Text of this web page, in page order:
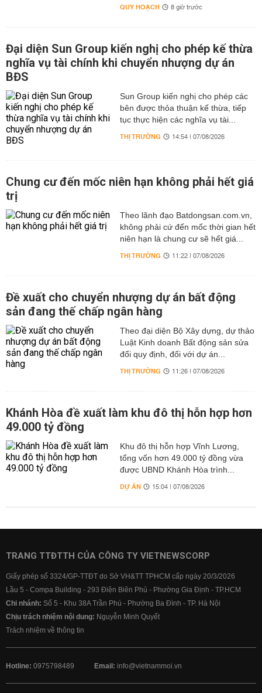
QUY HOẠCH 8 giờ trước
Đại diện Sun Group kiến nghị cho phép kế thừa
nghĩa vụ tài chính khi chuyển nhượng dự án
BĐS
Sun Group kiến nghị cho phép các
bên được thỏa thuận kế thừa, tiếp
tục thực hiện các nghĩa vụ tài...
THỊ TRƯỜNG 14:54 | 07/08/2026
Chung cư đến mốc niên hạn không phải hết giá
trị
Theo lãnh đạo Batdongsan.com.vn,
không phải cứ đến mốc thời gian hết
niên hạn là chung cư sẽ hết giá...
THỊ TRƯỜNG 11:22 | 07/08/2026
Đề xuất cho chuyển nhượng dự án bất động
sản đang thế chấp ngân hàng
Theo đại diện Bộ Xây dựng, dự thảo
Luật Kinh doanh Bất động sản sửa
đổi quy định, đối với dự án...
THỊ TRƯỜNG 11:26 | 07/08/2026
Khánh Hòa đề xuất làm khu đô thị hỗn hợp hơn
49.000 tỷ đồng
Khu đô thị hỗn hợp Vĩnh Lương,
tổng vốn hơn 49.000 tỷ đồng vừa
được UBND Khánh Hòa trình...
DỰ ÁN 15:04 | 07/08/2026
TRANG TTĐTTH CỦA CÔNG TY VIETNEWSCORP
Giấy phép số 3324/GP-TTĐT do Sở VH&TT TPHCM cấp ngày 20/3/2026
Lầu 5 - Compa Building - 293 Điện Biên Phủ - Phường Gia Định - TP.HCM
Chi nhánh: Số 5 - Khu 38A Trần Phú - Phường Ba Đình - TP. Hà Nội
Chịu trách nhiệm nội dung: Nguyễn Minh Quyết
Trách nhiệm về thông tin
Hotline: 0975798489 Email: info@vietnammoi.vn